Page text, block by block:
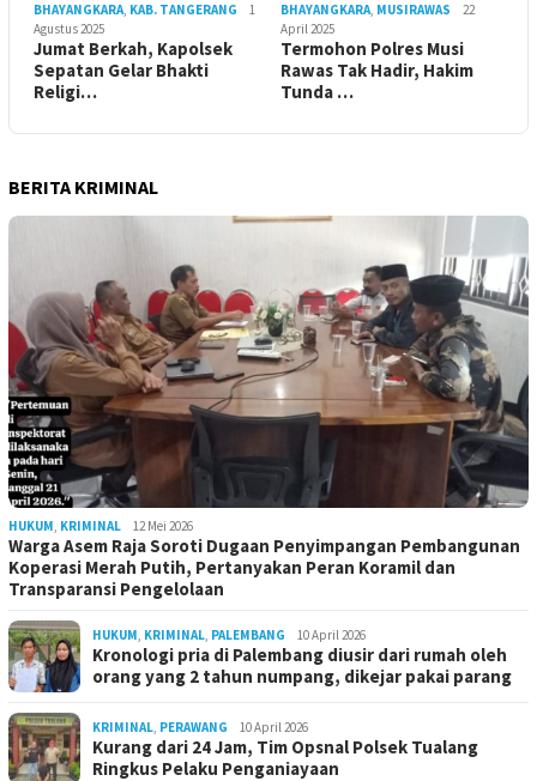
BHAYANGKARA, KAB. TANGERANG
1
Agustus 2025
Jumat Berkah, Kapolsek
Sepatan Gelar Bhakti
Religi…
BHAYANGKARA, MUSIRAWAS
22
April 2025
Termohon Polres Musi
Rawas Tak Hadir, Hakim
Tunda …
BERITA KRIMINAL
HUKUM, KRIMINAL 12 Mei 2026
Warga Asem Raja Soroti Dugaan Penyimpangan Pembangunan
Koperasi Merah Putih, Pertanyakan Peran Koramil dan
Transparansi Pengelolaan
HUKUM, KRIMINAL, PALEMBANG 10 April 2026
Kronologi pria di Palembang diusir dari rumah oleh
orang yang 2 tahun numpang, dikejar pakai parang
KRIMINAL, PERAWANG 10 April 2026
Kurang dari 24 Jam, Tim Opsnal Polsek Tualang
Ringkus Pelaku Penganiayaan